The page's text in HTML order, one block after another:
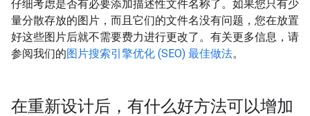
仔细考虑是否有必要添加描述性文件名称了。如果您只有少
量分散存放的图片，而且它们的文件名没有问题，您在放置
好这些图片后就不需要费力进行更改了。有关更多信息，请
参阅我们的图片搜索引擎优化 (SEO) 最佳做法。
在重新设计后，有什么好方法可以增加